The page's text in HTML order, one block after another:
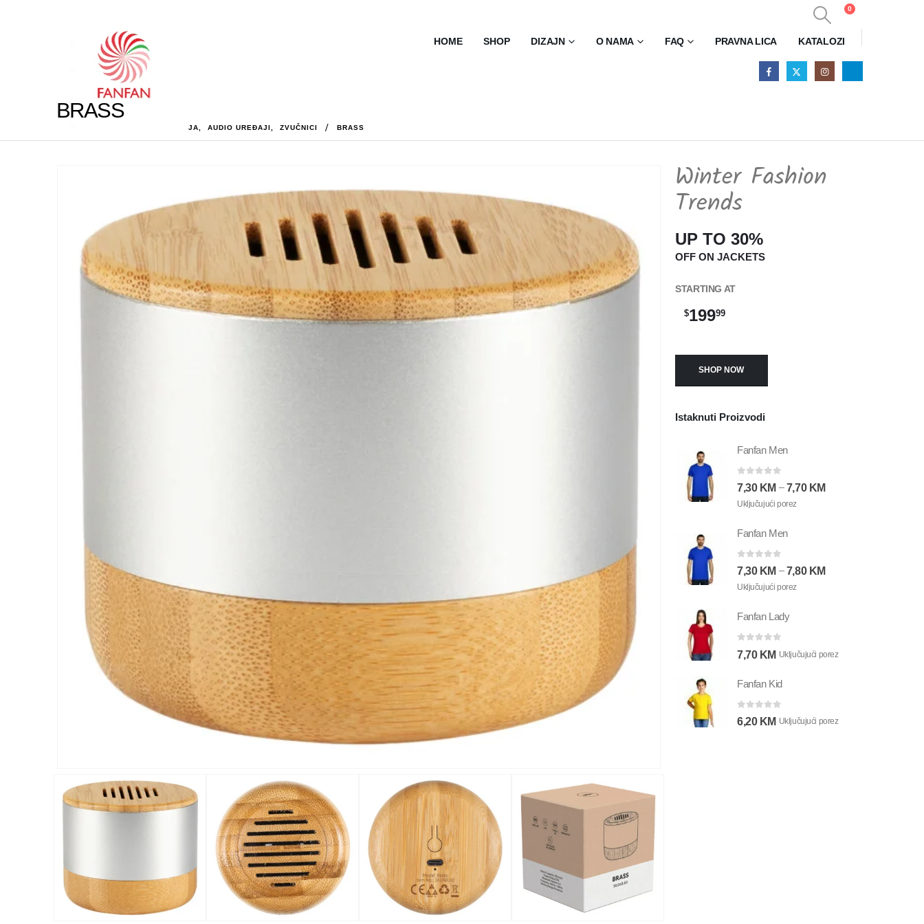
0
0
HOME SHOP DIZAJN O NAMA FAQ PRAVNA LICA KATALOZI
BRASS
TEHNOLOGIJA AUDIO UREĐAJI ZVUČNICI BRASS
Winter Fashion
Trends
UP TO 30%
OFF ON JACKETS
STARTING AT
$19999
SHOP NOW
Istaknuti Proizvodi
Fanfan Men
0out of 5
7,30 KM – 7,70 KM
Uključujući porez
Fanfan Men
0out of 5
7,30 KM – 7,80 KM
Uključujući porez
Fanfan Lady
7,70 KM Uključujući porez
Fanfan Kid
6,20 KM Uključujući porez